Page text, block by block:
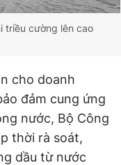
triều cường lên cao
cho doanh
đảm cung ứng
nước, Bộ Công
thời rà soát,
dầu từ nước